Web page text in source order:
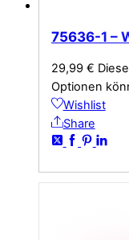
75636-1 –
29,99 €
Optionen
Wishlist
Share